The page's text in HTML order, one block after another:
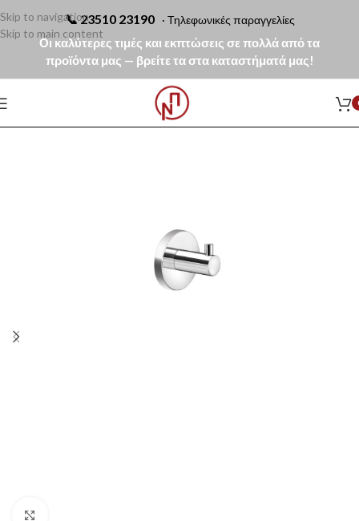
📞23510 23190 · Τηλεφωνικές παραγγελίες
Οι καλύτερες τιμές και εκπτώσεις σε πολλά από τα
προϊόντα μας — βρείτε τα στα καταστήματά μας!
Skip to navigation
Skip to main content